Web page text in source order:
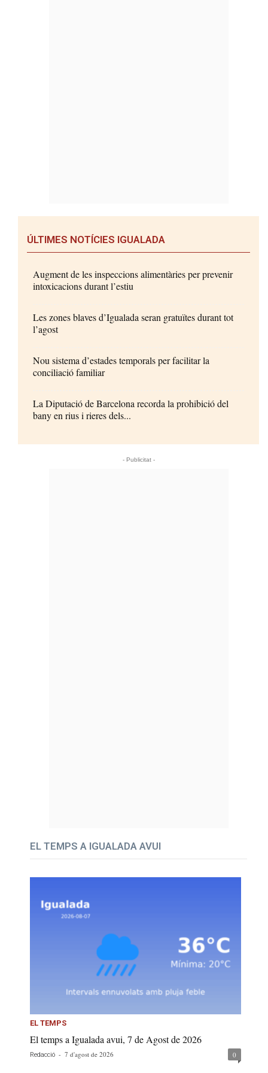
ÚLTIMES NOTÍCIES IGUALADA
Augment de les inspeccions alimentàries per prevenir
intoxicacions durant l’estiu
Les zones blaves d’Igualada seran gratuïtes durant tot
l’agost
Nou sistema d’estades temporals per facilitar la
conciliació familiar
La Diputació de Barcelona recorda la prohibició del
bany en rius i rieres dels...
- Publicitat -
EL TEMPS A IGUALADA AVUI
EL TEMPS
El temps a Igualada avui, 7 de Agost de 2026
Redacció - 7 d'agost de 2026 0